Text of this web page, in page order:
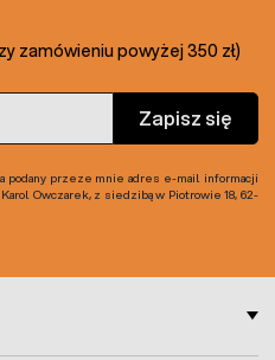
zamówieniu powyżej 350 zł)
Zapisz się
podany przeze mnie adres e-mail informacji
Owczarek, z siedzibą w Piotrowie 18, 62-